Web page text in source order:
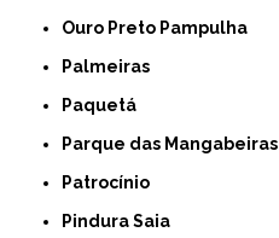
Ouro Preto Pampulha
Palmeiras
Paquetá
Parque das Mangabeiras
Patrocínio
Pindura Saia